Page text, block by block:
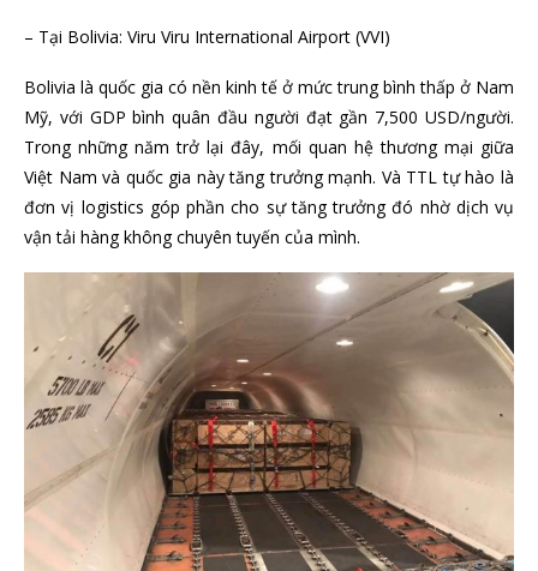
– Tại Bolivia: Viru Viru International Airport (VVI)
Bolivia là quốc gia có nền kinh tế ở mức trung bình thấp ở Nam
Mỹ, với GDP bình quân đầu người đạt gần 7,500 USD/người.
Trong những năm trở lại đây, mối quan hệ thương mại giữa
Việt Nam và quốc gia này tăng trưởng mạnh. Và TTL tự hào là
đơn vị logistics góp phần cho sự tăng trưởng đó nhờ dịch vụ
vận tải hàng không chuyên tuyến của mình.